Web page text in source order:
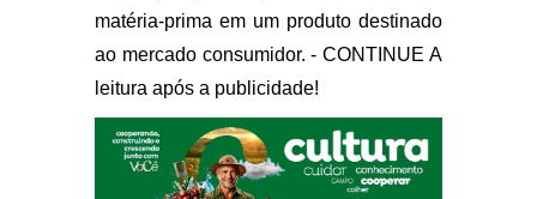
matéria-prima em um produto destinado
ao mercado consumidor. - CONTINUE A
leitura após a publicidade!